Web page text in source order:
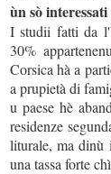
ùn sò
I studii fatti da
30%
Corsica hà a
a prupietà di
u paese hè
residenze
liturale, ma dinù
una tassa forte